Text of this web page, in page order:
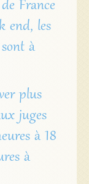
France
end, les
à
plus
juges
à 18
à